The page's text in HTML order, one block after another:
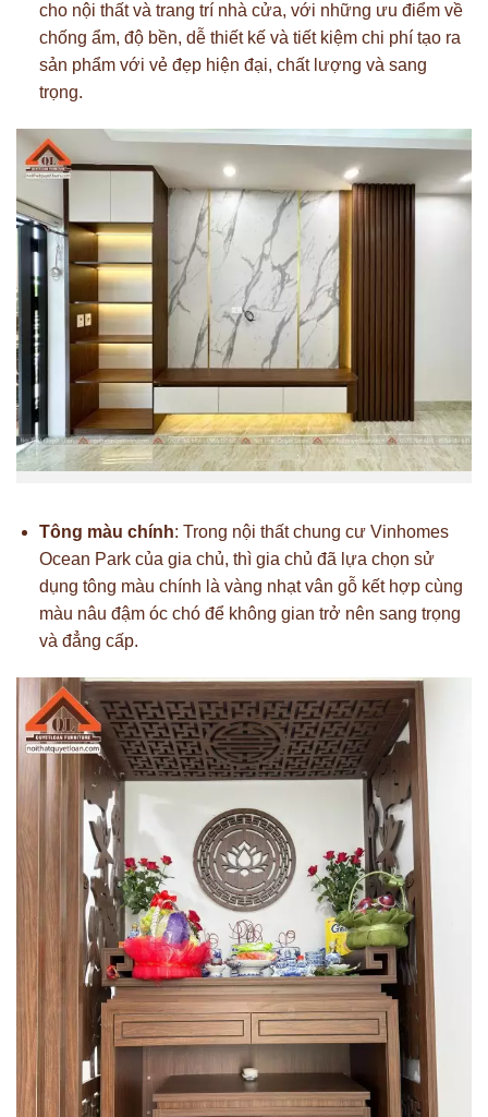
cho nội thất và trang trí nhà cửa, với những ưu điểm về
chống ẩm, độ bền, dễ thiết kế và tiết kiệm chi phí tạo ra
sản phẩm với vẻ đẹp hiện đại, chất lượng và sang
trọng.
Tông màu chính: Trong nội thất chung cư Vinhomes
Ocean Park của gia chủ, thì gia chủ đã lựa chọn sử
dụng tông màu chính là vàng nhạt vân gỗ kết hợp cùng
màu nâu đậm óc chó để không gian trở nên sang trọng
và đẳng cấp.